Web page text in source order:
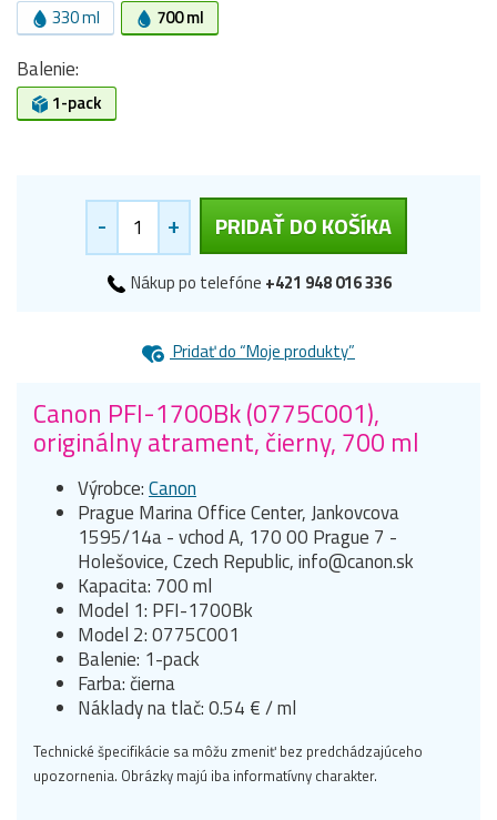
330 ml 700 ml
Balenie:
1-pack
- + PRIDAŤ DO KOŠÍKA
Nákup po telefóne +421 948 016 336
Pridať do “Moje produkty”
Canon PFI-1700Bk (0775C001),
originálny atrament, čierny, 700 ml
Výrobce:Canon
Prague Marina Office Center, Jankovcova
1595/14a - vchod A, 170 00 Prague 7 -
Holešovice, Czech Republic, info@canon.sk
Kapacita: 700 ml
Model 1: PFI-1700Bk
Model 2: 0775C001
Balenie: 1-pack
Farba: čierna
Náklady na tlač: 0.54 € / ml
Technické špecifikácie sa môžu zmeniť bez predchádzajúceho
upozornenia. Obrázky majú iba informatívny charakter.